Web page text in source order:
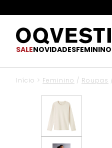
SALENOVIDADESFEMININO
Início > Feminino / Roupas /